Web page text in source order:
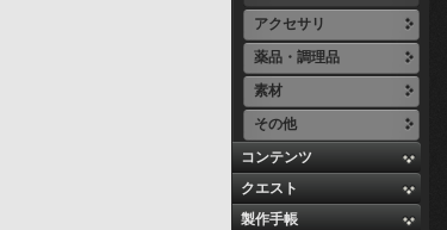
アクセサリ
薬品・調理品
素材
その他
コンテンツ
クエスト
製作手帳